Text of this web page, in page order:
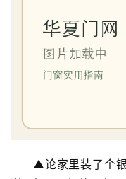
▲论家里装了个